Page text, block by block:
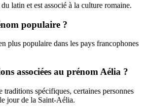
latin et est associé à la culture romaine.
populaire ?
plus populaire dans les pays francophones
associées au prénom Aélia ?
spécifiques, certaines personnes
jour de la Saint-Aélia.